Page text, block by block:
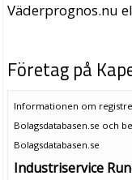
Väderprognos.nu
Företag på
Informationen om
Bolagsdatabasen.se och
Bolagsdatabasen.se
Industriservice